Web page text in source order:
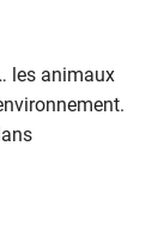
les animaux